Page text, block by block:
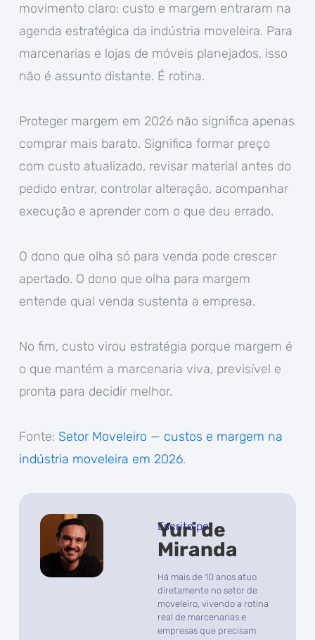
movimento claro: custo e margem entraram na
agenda estratégica da indústria moveleira. Para
marcenarias e lojas de móveis planejados, isso
não é assunto distante. É rotina.
Proteger margem em 2026 não significa apenas
comprar mais barato. Significa formar preço
com custo atualizado, revisar material antes do
pedido entrar, controlar alteração, acompanhar
execução e aprender com o que deu errado.
O dono que olha só para venda pode crescer
apertado. O dono que olha para margem
entende qual venda sustenta a empresa.
No fim, custo virou estratégia porque margem é
o que mantém a marcenaria viva, previsível e
pronta para decidir melhor.
Fonte: Setor Moveleiro — custos e margem na
indústria moveleira em 2026.
Escrito por
Yuri de
Miranda
Há mais de 10 anos atuo
diretamente no setor de
moveleiro, vivendo a rotina
real de marcenarias e
empresas que precisam